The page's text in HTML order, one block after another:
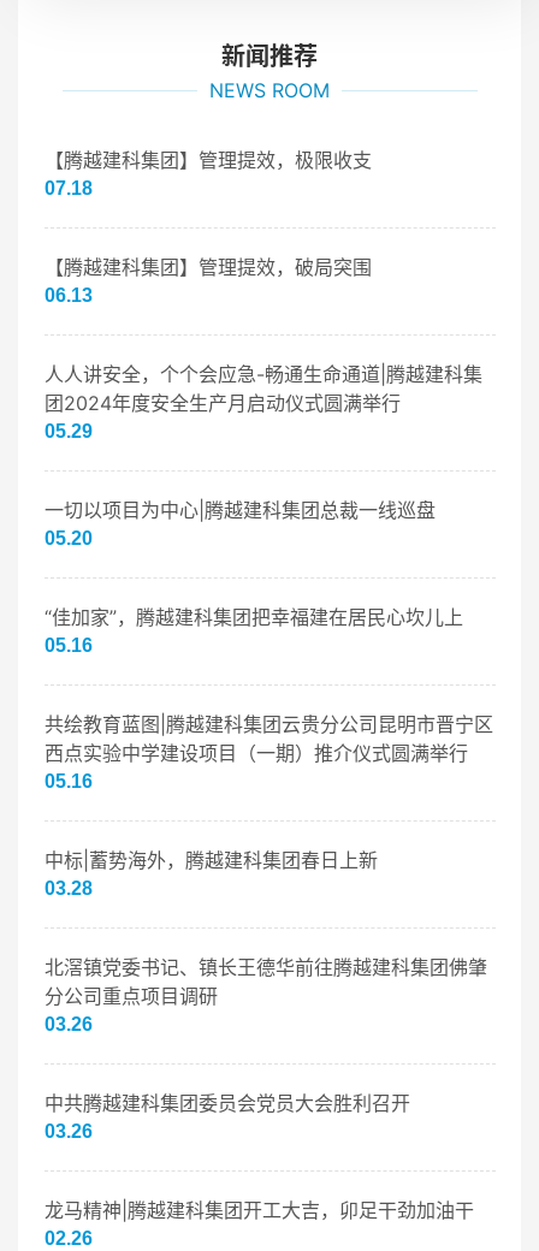
新闻推荐
NEWS ROOM
【腾越建科集团】管理提效，极限收支
07.18
【腾越建科集团】管理提效，破局突围
06.13
人人讲安全，个个会应急-畅通生命通道|腾越建科集
团2024年度安全生产月启动仪式圆满举行
05.29
一切以项目为中心|腾越建科集团总裁一线巡盘
05.20
“佳加家”，腾越建科集团把幸福建在居民心坎儿上
05.16
共绘教育蓝图|腾越建科集团云贵分公司昆明市晋宁区
西点实验中学建设项目（一期）推介仪式圆满举行
05.16
中标|蓄势海外，腾越建科集团春日上新
03.28
北滘镇党委书记、镇长王德华前往腾越建科集团佛肇
分公司重点项目调研
03.26
中共腾越建科集团委员会党员大会胜利召开
03.26
龙马精神|腾越建科集团开工大吉，卯足干劲加油干
02.26